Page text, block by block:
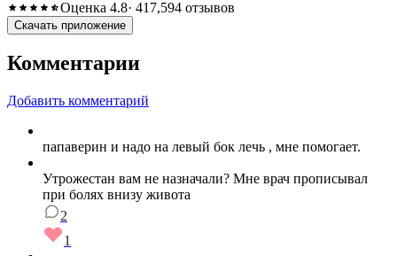
Оценка 4.8· 417,594 отзывов
Скачать приложение
Комментарии
Добавить комментарий
папаверин и надо на левый бок лечь , мне помогает.
Утрожестан вам не назначали? Мне врач прописывал
при болях внизу живота
2
1